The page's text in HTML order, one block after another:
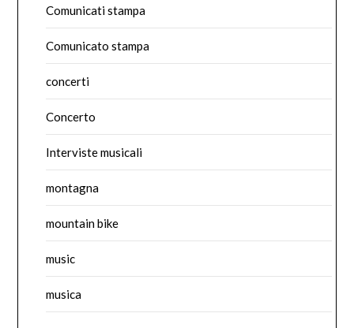
Comunicati stampa
Comunicato stampa
concerti
Concerto
Interviste musicali
montagna
mountain bike
music
musica